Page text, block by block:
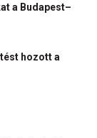
a Budapest–
hozott a